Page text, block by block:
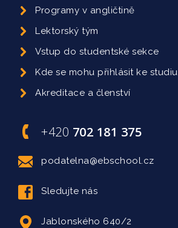
Programy v angličtině
Lektorský tým
Vstup do studentské sekce
Kde se mohu přihlásit ke studiu
Akreditace a členství
+420 702 181 375
podatelna@ebschool.cz
Sledujte nás
Jablonského 640/2